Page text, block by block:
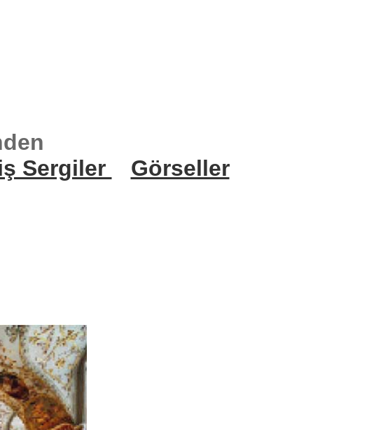
Sergiler Görseller